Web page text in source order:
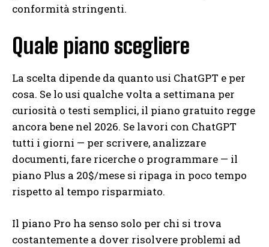
conformità stringenti.
Quale piano scegliere
La scelta dipende da quanto usi ChatGPT e per
cosa. Se lo usi qualche volta a settimana per
curiosità o testi semplici, il piano gratuito regge
ancora bene nel 2026. Se lavori con ChatGPT
tutti i giorni — per scrivere, analizzare
documenti, fare ricerche o programmare — il
piano Plus a 20$/mese si ripaga in poco tempo
rispetto al tempo risparmiato.
Il piano Pro ha senso solo per chi si trova
costantemente a dover risolvere problemi ad